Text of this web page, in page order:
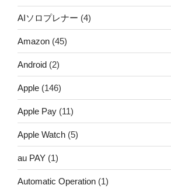
AIソロプレナー (4)
Amazon (45)
Android (2)
Apple (146)
Apple Pay (11)
Apple Watch (5)
au PAY (1)
Automatic Operation (1)